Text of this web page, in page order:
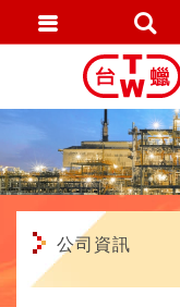
公司資訊